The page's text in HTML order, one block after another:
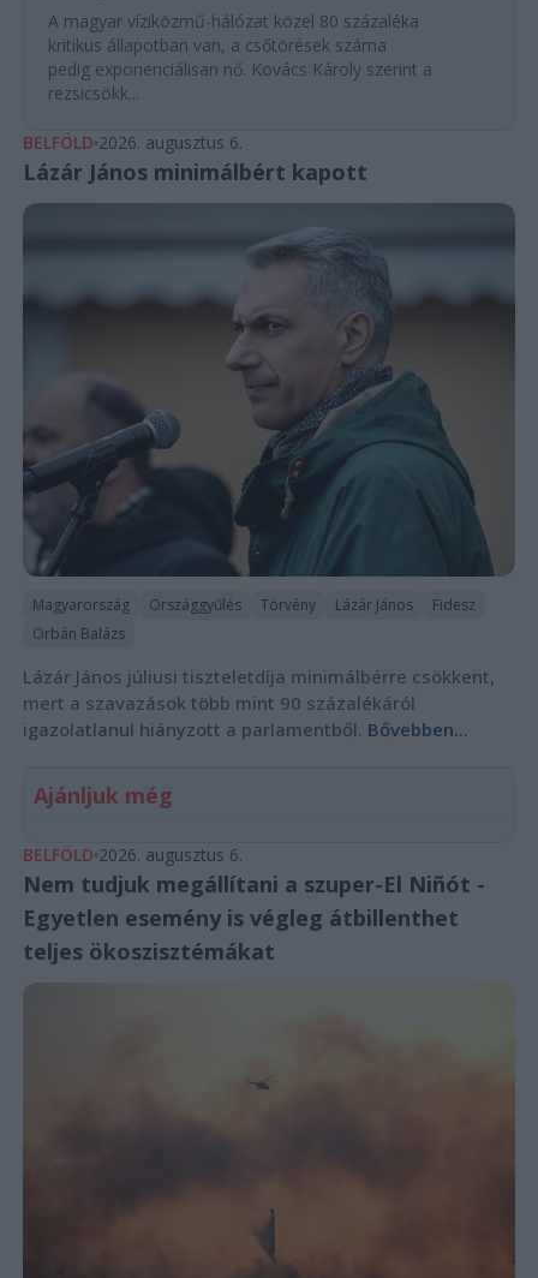
A magyar víziközmű-hálózat közel 80 százaléka
kritikus állapotban van, a csőtörések száma
pedig exponenciálisan nő. Kovács Károly szerint a
rezsicsökk...
BELFÖLD 2026. augusztus 6.
Lázár János minimálbért kapott
Magyarország Országgyűlés Törvény Lázár János
Fidesz
Orbán Balázs
Lázár János júliusi tiszteletdíja minimálbérre csökkent,
mert a szavazások több mint 90 százalékáról
igazolatlanul hiányzott a parlamentből. Bővebben...
Ajánljuk még
BELFÖLD 2026. augusztus 6.
Nem tudjuk megállítani a szuper-El Niñót -
Egyetlen esemény is végleg átbillenthet
teljes ökoszisztémákat